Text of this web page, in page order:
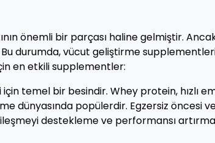
önemli bir parçası haline gelmiştir.
durumda, vücut geliştirme
en etkili supplementler:
temel bir besindir. Whey protein, hızlı
dünyasında popülerdir. Egzersiz öncesi
destekleme ve performansı artırma